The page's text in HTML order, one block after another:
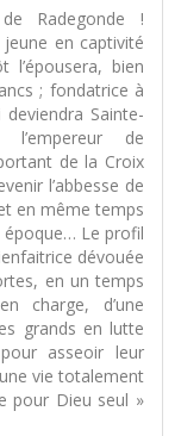
Radegonde !
en captivité
l’épousera, bien
; fondatrice à
Sainte-
de
de la Croix
l’abbesse de
en même temps
époque… Le profil
dévouée
en un temps
charge, d’une
grands en lutte
asseoir leur
vie totalement
pour Dieu seul »